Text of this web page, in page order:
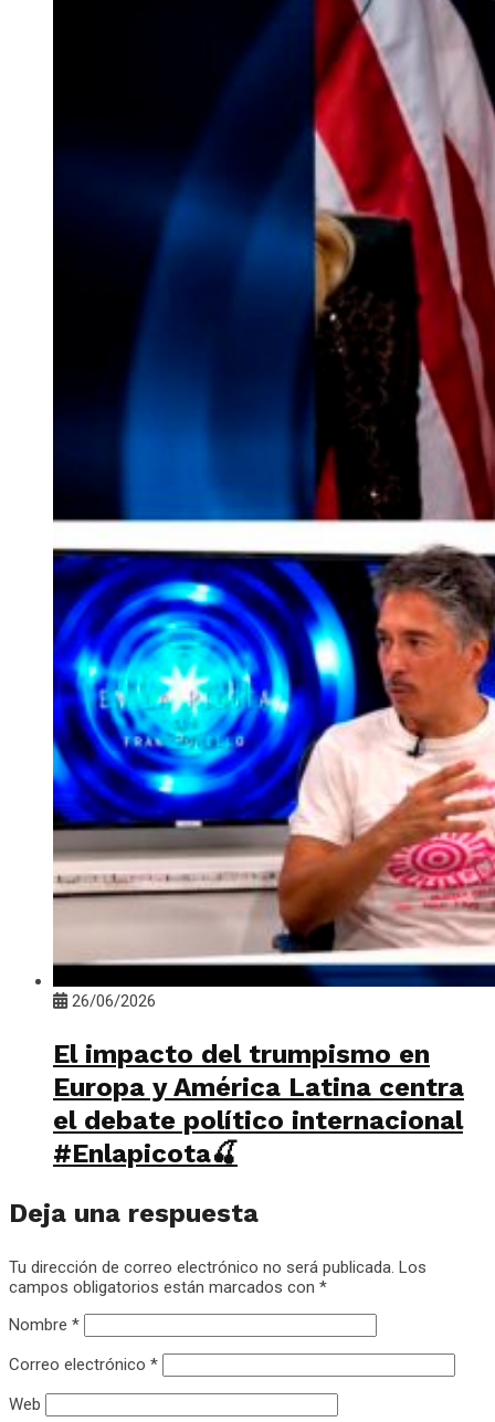
26/06/2026
El impacto del trumpismo en
Europa y América Latina centra
el debate político internacional
#Enlapicota🍒
Deja una respuesta
Tu dirección de correo electrónico no será publicada. Los
campos obligatorios están marcados con *
Nombre *
Correo electrónico *
Web